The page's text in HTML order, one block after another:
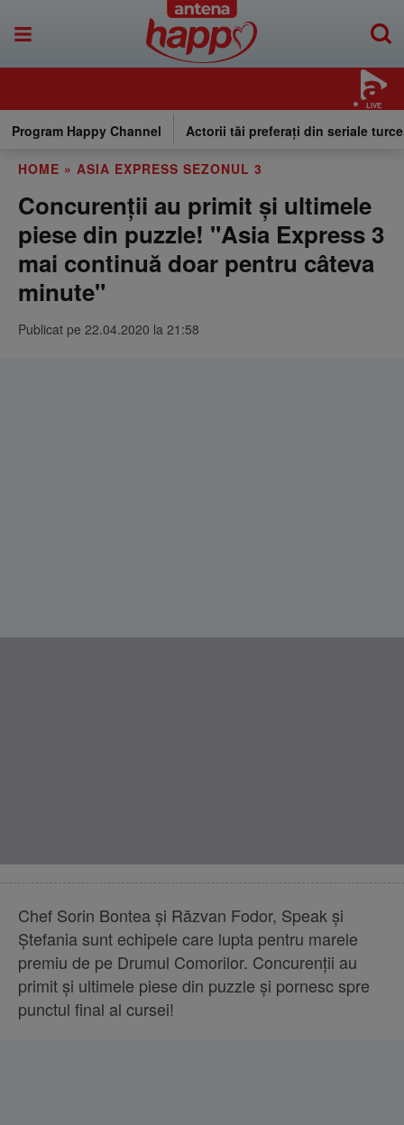
LIVE
Program Happy Channel Actorii tăi preferați din seriale
HOME » ASIA EXPRESS SEZONUL 3
Concurenţii au primit şi ultimele
piese din puzzle! "Asia Express 3
mai continuă doar pentru câteva
minute"
Publicat pe 22.04.2020 la 21:58
Chef Sorin Bontea și Răzvan Fodor, Speak și
Ștefania sunt echipele care lupta pentru marele
premiu de pe Drumul Comorilor. Concurenţii au
primit şi ultimele piese din puzzle şi pornesc spre
punctul final al cursei!